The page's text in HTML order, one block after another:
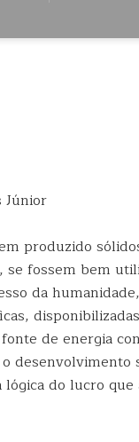
Júnior
produzido
se fossem bem
da
de energia
desenvolvimento
do lucro